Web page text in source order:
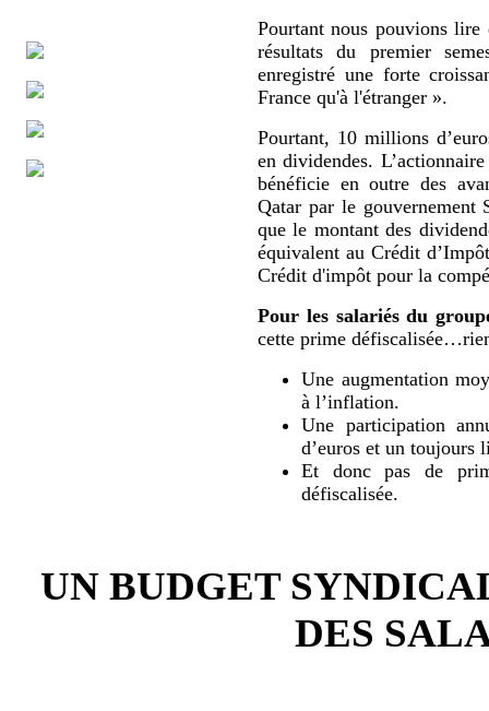
Pourtant nous pouvions lire
résultats du premier
enregistré une forte
France qu'à l'étranger ».
Pourtant, 10 millions
en dividendes.
bénéficie en outre des
Qatar par le gouvernement
que le montant des
équivalent au Crédit
Crédit d'impôt pour la
Pour les salariés du
cette prime
Une augmentation
à l’inflation.
Une participation
d’euros et un toujours
Et donc pas de
défiscalisée.
UN BUDGET
DES